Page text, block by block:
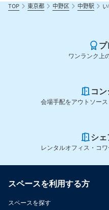
TOP 東京都 中野区 中野駅
ワンランク上
コ
会場手配をアウトソー
シ
レンタルオフィス・コ
スペースを利用する方
スペースを探す